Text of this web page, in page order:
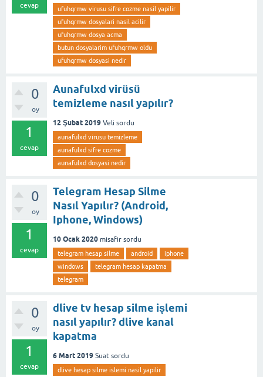
cevap
ufuhqrmw virusu sifre cozme nasil yapilir
ufuhqrmw dosyalari nasil acilir
ufuhqrmw dosya acma
butun dosyalarim ufuhqrmw oldu
ufuhqrmw dosyasi nedir
0
oy
1
cevap
Aunafulxd virüsü
temizleme nasıl yapılır?
12 Şubat 2019 Veli sordu
aunafulxd virusu temizleme
aunafulxd sifre cozme
aunafulxd dosyasi nedir
0
oy
1
cevap
Telegram Hesap Silme
Nasıl Yapılır? (Android,
Iphone, Windows)
10 Ocak 2020 misafir sordu
telegram hesap silme android
iphone
windows
telegram hesap kapatma
telegram
0
oy
1
cevap
dlive tv hesap silme işlemi
nasıl yapılır? dlive kanal
kapatma
6 Mart 2019 Suat sordu
dlive hesap silme islemi nasil yapilir